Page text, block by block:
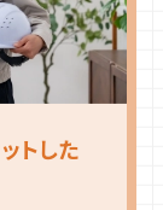
トした